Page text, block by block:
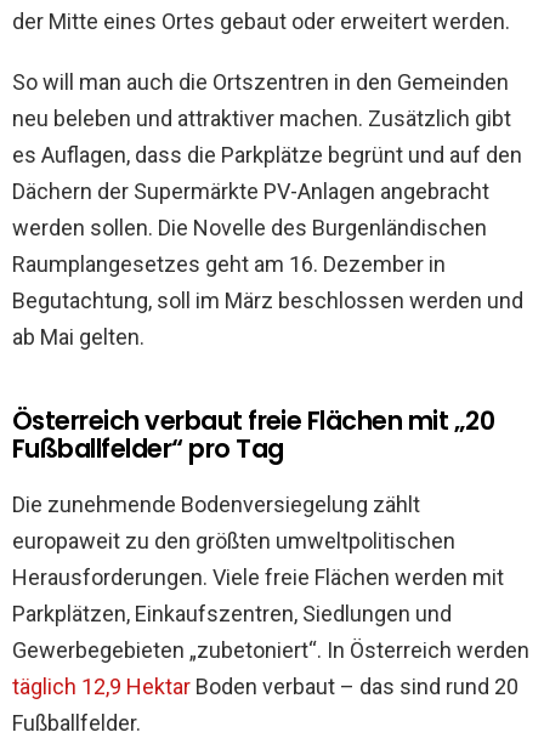
der Mitte eines Ortes gebaut oder erweitert werden.
So will man auch die Ortszentren in den Gemeinden
neu beleben und attraktiver machen. Zusätzlich gibt
es Auflagen, dass die Parkplätze begrünt und auf den
Dächern der Supermärkte PV-Anlagen angebracht
werden sollen. Die Novelle des Burgenländischen
Raumplangesetzes geht am 16. Dezember in
Begutachtung, soll im März beschlossen werden und
ab Mai gelten.
Österreich verbaut freie Flächen mit „20
Fußballfelder“ pro Tag
Die zunehmende Bodenversiegelung zählt
europaweit zu den größten umweltpolitischen
Herausforderungen. Viele freie Flächen werden mit
Parkplätzen, Einkaufszentren, Siedlungen und
Gewerbegebieten „zubetoniert“. In Österreich werden
täglich 12,9 Hektar Boden verbaut – das sind rund 20
Fußballfelder.